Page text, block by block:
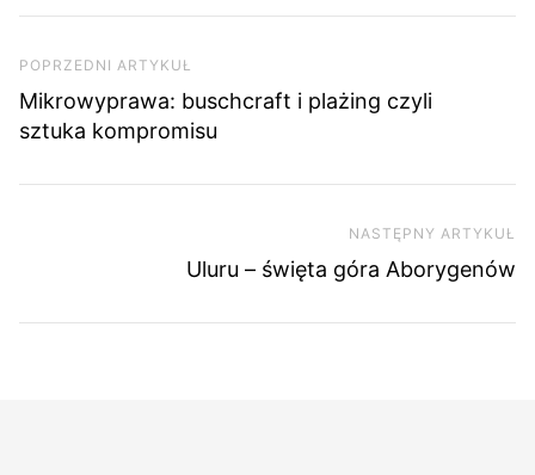
Poprzedni artykuł
POPRZEDNI ARTYKUŁ
Mikrowyprawa: buschcraft i plażing czyli
sztuka kompromisu
NASTĘPNY ARTYKUŁ
Uluru – święta góra Aborygenów